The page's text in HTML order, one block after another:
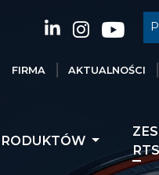
FIRMA AKTUALNOŚCI
RTS